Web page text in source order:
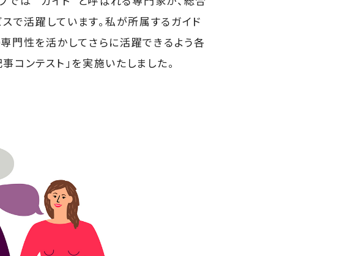
で活躍しています。私が所属するガイド
門性を活かしてさらに活躍できるよう各
ンテスト」を実施いたしました。